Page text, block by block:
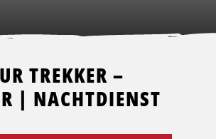
TREKKER –
| NACHTDIENST